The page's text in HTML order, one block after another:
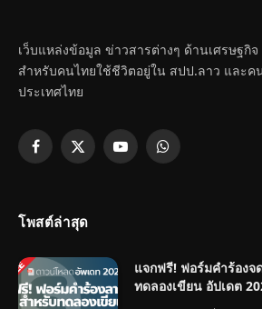
เว็บแหล่งข้อมูล ข่าวสารต่างๆ ด้านเศรษฐกิ
สำหรับคนไทยใช้ชีวิตอยู่ใน สปป.ลาว และค
ประเทศไทย
Facebook
X
YouTubeWhatsApp
โพสต์ล่าสุด
แจกฟรี! ฟอร์มคำร้อง
ทดลองเขียน อัปเดต